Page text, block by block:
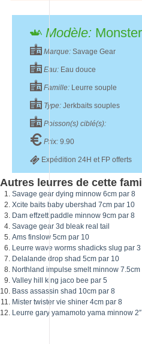
Modèle:
Marque: Savage Gear
Eau: Eau douce
Famille: Leurre souple
Type: Jerkbaits souples
Poisson(s) ciblé(s):
Prix: 9.90
Expédition 24H et FP offerts
Autres leurres de cette
Savage gear dying minnow 6cm par 8
Xcite baits baby ubershad 7cm par 10
Dam effzett paddle minnow 9cm par 8
Savage gear 3d bleak real tail
Ams finslow 5cm par 10
Leurre wave worms shadicks slug par 3
Delalande drop shad 5cm par 10
Northland impulse smelt minnow 7.5cm
Valley hill king jaco bee par 5
Bass assassin shad 10cm par 8
Mister twister vie shiner 4cm par 8
Leurre gary yamamoto yama minnow